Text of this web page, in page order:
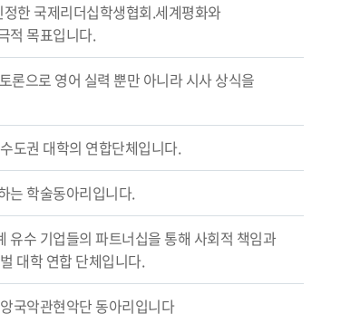
한 국제리더십학생협회.세계평화와
적 목표입니다.
론으로 영어 실력 뿐만 아니라 시사 상식을
도권 대학의 연합단체입니다.
는 학술동아리입니다.
수 기업들의 파트너십을 통해 사회적 책임과
대학 연합 단체입니다.
국악관현악단 동아리입니다